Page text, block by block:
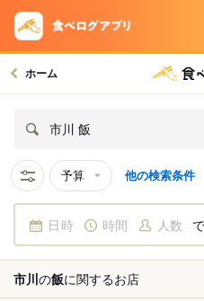
ホーム
市川 飯
予算 他の検索条件
日時 時間 人数
市川 の飯に関するお店